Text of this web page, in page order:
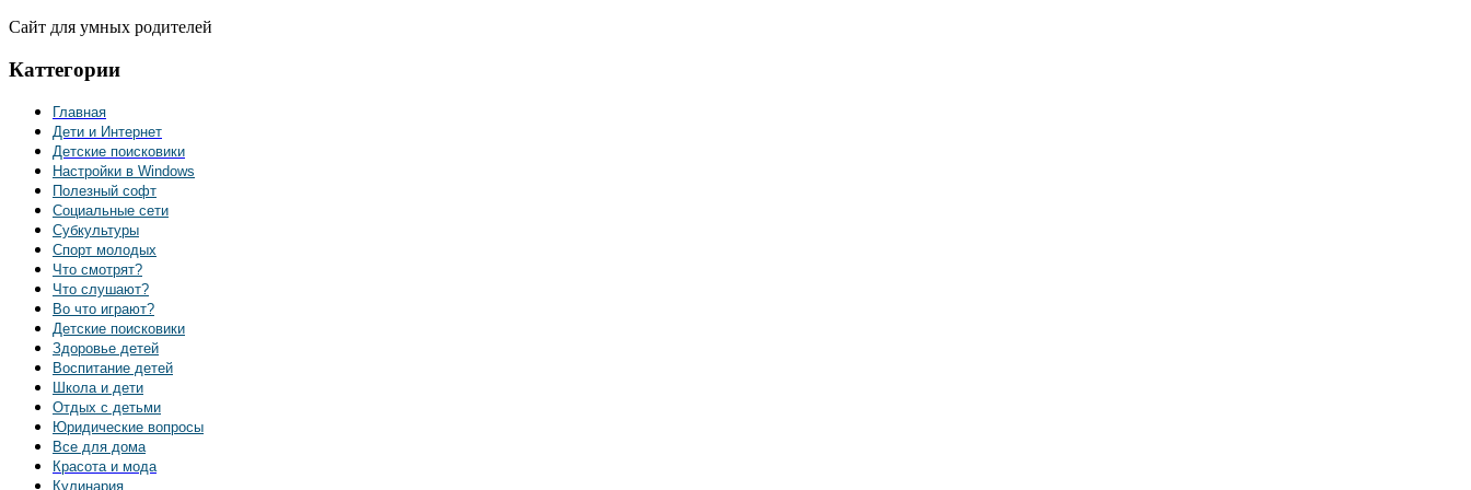
Сайт для умных родителей
Каттегории
Главная
Дети и Интернет
Детские поисковики
Настройки в Windows
Полезный софт
Социальные сети
Субкультуры
Спорт молодых
Что смотрят?
Что слушают?
Во что играют?
Детские поисковики
Здоровье детей
Воспитание детей
Школа и дети
Отдых с детьми
Юридические вопросы
Все для дома
Красота и мода
Кулинария